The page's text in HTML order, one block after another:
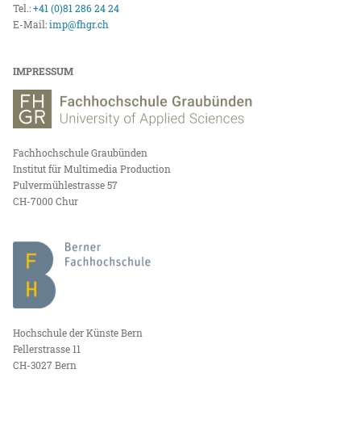
Tel.:+41 (0)81 286 24 24
E-Mail:imp@fhgr.ch
IMPRESSUM
Fachhochschule Graubünden
Institut für Multimedia Production
Pulvermühlestrasse 57
CH-7000 Chur
Hochschule der Künste Bern
Fellerstrasse 11
CH-3027 Bern